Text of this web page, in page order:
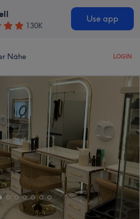
130K
Use app
Nähe LOGIN